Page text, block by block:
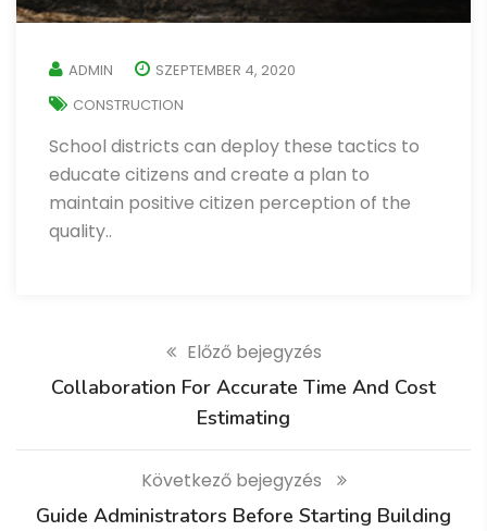
ADMIN
SZEPTEMBER 4, 2020
CONSTRUCTION
School districts can deploy these tactics to
educate citizens and create a plan to
maintain positive citizen perception of the
quality..
Előző bejegyzés
Collaboration For Accurate Time And Cost
Estimating
Következő bejegyzés
Guide Administrators Before Starting Building